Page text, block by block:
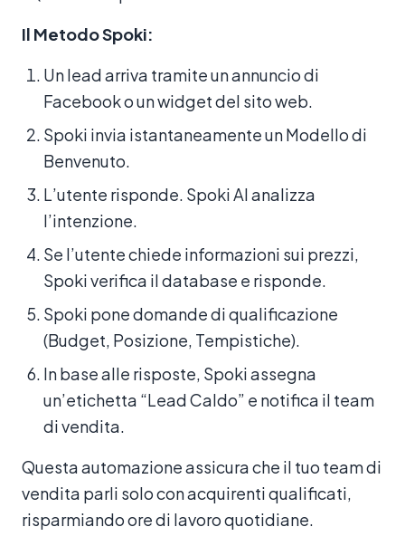
Il Metodo Spoki:
Un lead arriva tramite un annuncio di
Facebook o un widget del sito web.
Spoki invia istantaneamente un Modello di
Benvenuto.
L’utente risponde. Spoki AI analizza
l’intenzione.
Se l’utente chiede informazioni sui prezzi,
Spoki verifica il database e risponde.
Spoki pone domande di qualificazione
(Budget, Posizione, Tempistiche).
In base alle risposte, Spoki assegna
un’etichetta “Lead Caldo” e notifica il team
di vendita.
Questa automazione assicura che il tuo team di
vendita parli solo con acquirenti qualificati,
risparmiando ore di lavoro quotidiane.